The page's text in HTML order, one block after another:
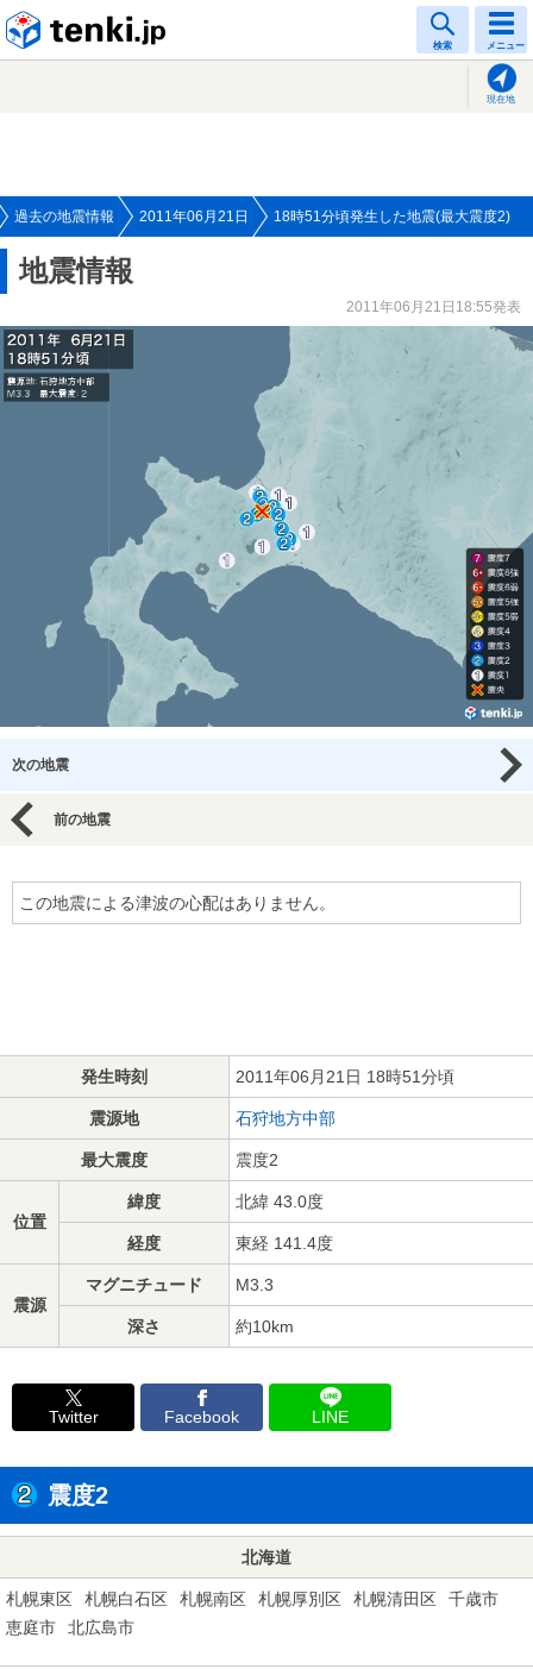
検索 メニュー
現在地
過去の地震情報 2011年06月21日 18時51分頃発生した地震(最大震度2)
地震情報
2011年06月21日18:55発表
次の地震
前の地震
この地震による津波の心配はありません。
発生時刻 2011年06月21日 18時51分頃
震源地 石狩地方中部
最大震度 震度2
位置
緯度 北緯 43.0度
経度 東経 141.4度
震源
マグニチュード M3.3
深さ 約10km
Twitter Facebook LINE
震度2
北海道
札幌東区 札幌白石区 札幌南区 札幌厚別区 札幌清田区
千歳市
恵庭市
北広島市